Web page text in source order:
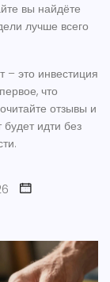
вы найдёте
лучше всего
– это инвестиция
что
отзывы и
идти без